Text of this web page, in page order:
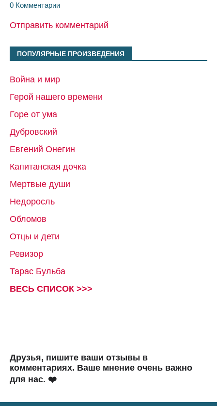
0 Комментарии
Отправить комментарий
ПОПУЛЯРНЫЕ ПРОИЗВЕДЕНИЯ
Война и мир
Герой нашего времени
Горе от ума
Дубровский
Евгений Онегин
Капитанская дочка
Мертвые души
Недоросль
Обломов
Отцы и дети
Ревизор
Тарас Бульба
ВЕСЬ СПИСОК >>>
Друзья, пишите ваши отзывы в
комментариях. Ваше мнение очень важно
для нас. ❤️